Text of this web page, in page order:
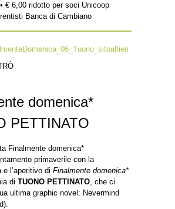
€ 6,00 ridotto per soci Unicoop
Banca di Cambiano
domenica*
PETTINATO
Finalmente domenica*
primaverile con la
e l’aperitivo di Finalmente domenica*
di TUONO PETTINATO , che ci
ultima graphic novel: Nevermind